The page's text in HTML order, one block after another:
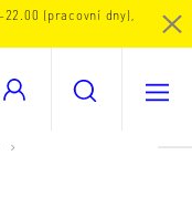
(pracovní dny),